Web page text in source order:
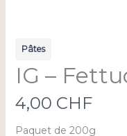
Pâtes
IG –
N
o
4,00 CHF
Paquet de 200g